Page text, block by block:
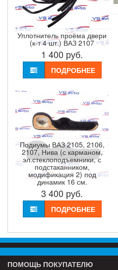
Уплотнитель проёма двери
(к-т 4 шт.) ВАЗ 2107
1 400 руб.
ПОДРОБНЕЕ
Подиумы ВАЗ 2105, 2106,
2107, Нива (с карманом,
эл.стеклоподъемники, с
подстаканником,
модификация 2) под
динамик 16 см.
3 400 руб.
ПОДРОБНЕЕ
ПОМОЩЬ ПОКУПАТЕЛЮ